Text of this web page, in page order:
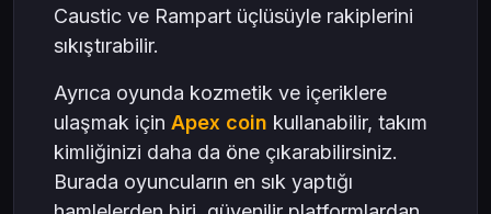
Caustic ve Rampart üçlüsüyle rakiplerini
sıkıştırabilir.
Ayrıca oyunda kozmetik ve içeriklere
ulaşmak için Apex coin kullanabilir, takım
kimliğinizi daha da öne çıkarabilirsiniz.
Burada oyuncuların en sık yaptığı